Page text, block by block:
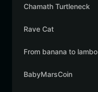
Chamath Turtleneck
Rave Cat
From banana to lambo
BabyMarsCoin